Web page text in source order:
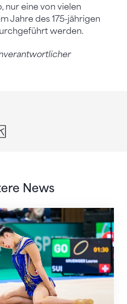
nur eine von vielen
Jahre des 175-jährigen
werden.
News